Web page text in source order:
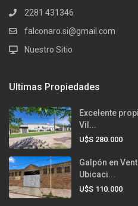
2281 431346
falconaro.si@gmail.com
Nuestro Sitio
Ultimas Propiedades
Excelente
Vil...
U$S 280.000
Galpón en
Ubicaci...
U$S 110.000